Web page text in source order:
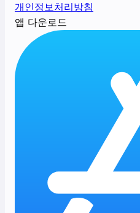
개인정보처리방침
앱 다운로드